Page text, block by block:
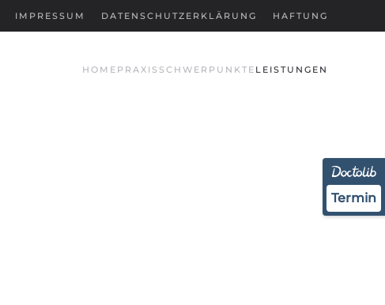
IMPRESSUM DATENSCHUTZERKLÄRUNG HAFTUNG
HOME PRAXIS SCHWERPUNKTE LEISTUNGEN
Termin